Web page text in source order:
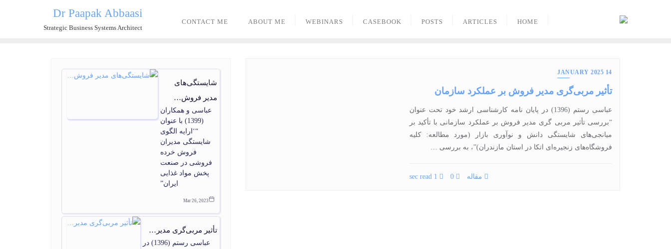
Dr Paapak Abbaasi
Strategic Business Systems Architect
HOME
ARTICLES
POSTS
CASEBOOK
WEBINARS
ABOUT ME
CONTACT ME
14 JANUARY 2025
تأثیر مربی‌گری مدیر فروش بر عملکرد سازمان
عباسی رستم (1396) در پایان‏ نامه کارشناسی ارشد خود تحت عنوان
“بررسی تأثیر مربی گری مدیر فروش بر عملکرد سازمانی با تأکید بر
میانجی‌‏های شایستگی دانش و نوآوری بازار (مورد مطالعه: کلیه
فروشگاه‌‏های زنجیره‏‌ای اتکا در استان مازندران)”، به بررسی …
مقاله 0
شایستگی‌های
مدیر فروش…
عباسی و همکاران
(1399) با عنوان
“‘ارایه الگوی
شایستگی مدیران
فروش خرده
فروشی در صنعت
پخش مواد غذایی
ایران”
Mar 26, 2023
تأثیر مربی‌گری مدیر…
عباسی رستم (1396) در